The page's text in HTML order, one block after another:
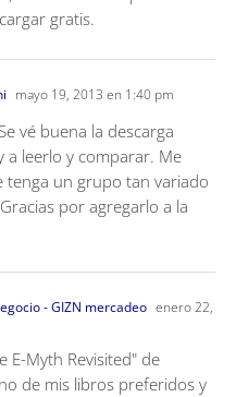
gratis.
mayo 19, 2013 en 1:40 pm
vé buena la descarga
a leerlo y comparar. Me
tenga un grupo tan variado
por agregarlo a la
- GIZN mercadeo enero 22,
E-Myth Revisited" de
de mis libros preferidos y